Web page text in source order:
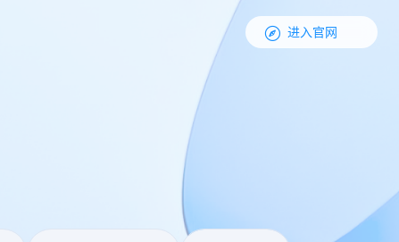
 进入官网